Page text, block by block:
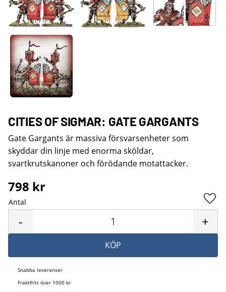
CITIES OF SIGMAR: GATE GARGANTS
Gate Gargants är massiva försvarsenheter som
skyddar din linje med enorma sköldar,
svartkrutskanoner och förödande motattacker.
798 kr
Antal
+
-
KÖP
Snabba leveranser
Fraktfritt över 1000 kr